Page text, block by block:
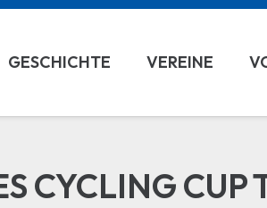
GESCHICHTE VEREINE
CYCLING CUP